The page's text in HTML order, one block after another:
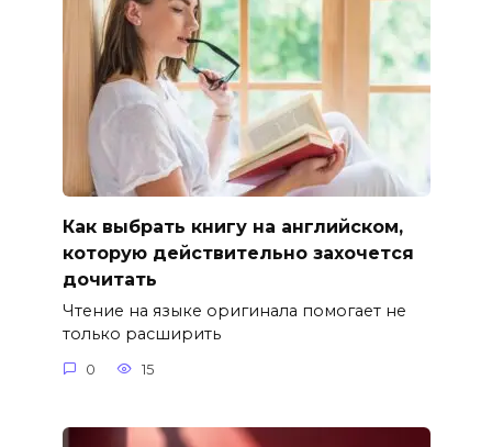
Как выбрать книгу на английском,
которую действительно захочется
дочитать
Чтение на языке оригинала помогает не
только расширить
0 15